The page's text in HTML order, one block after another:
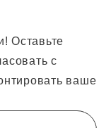
Оставьте
с
ваше